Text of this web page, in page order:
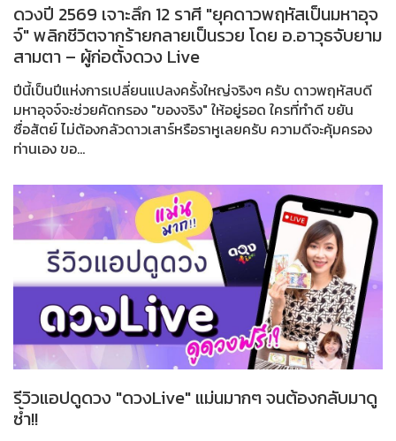
ดวงปี 2569 เจาะลึก 12 ราศี "ยุคดาวพฤหัสเป็นมหาอุจ
จ์" พลิกชีวิตจากร้ายกลายเป็นรวย โดย อ.อาวุธจับยาม
สามตา – ผู้ก่อตั้งดวง Live
ปีนี้เป็นปีแห่งการเปลี่ยนแปลงครั้งใหญ่จริงๆ ครับ ดาวพฤหัสบดี
มหาอุจจ์จะช่วยคัดกรอง "ของจริง" ให้อยู่รอด ใครที่ทำดี ขยัน
ซื่อสัตย์ ไม่ต้องกลัวดาวเสาร์หรือราหูเลยครับ ความดีจะคุ้มครอง
ท่านเอง ขอ...
รีวิวแอปดูดวง "ดวงLive" แม่นมากๆ จนต้องกลับมาดู
ซ้ำ!!